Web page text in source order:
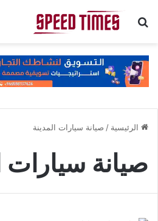
بحث عن
الرئيسية / صيانة سيارات المدينة
صيانة سيارات